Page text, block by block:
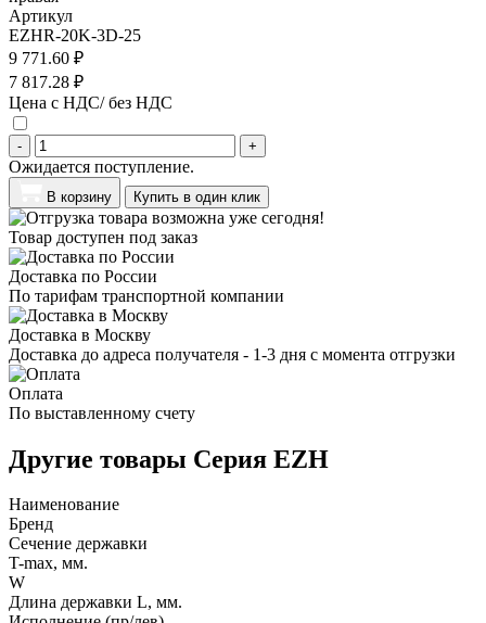
Артикул
EZHR-20K-3D-25
9 771.60 ₽
7 817.28 ₽
Цена с НДС/ без НДС
- +
Ожидается поступление.
В корзину Купить в один клик
Товар доступен под заказ
Доставка по России
По тарифам транспортной компании
Доставка в Москву
Доставка до адреса получателя - 1-3 дня с момента отгрузки
Оплата
По выставленному счету
Другие товары Серия EZH
Наименование
Бренд
Сечение державки
T-max, мм.
W
Длина державки L, мм.